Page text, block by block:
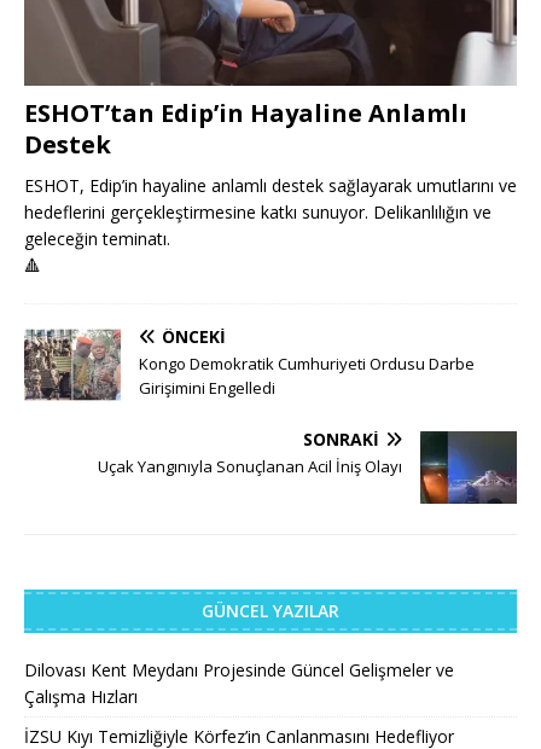
ESHOT’tan Edip’in Hayaline Anlamlı
Destek
ESHOT, Edip’in hayaline anlamlı destek sağlayarak umutlarını ve
hedeflerini gerçekleştirmesine katkı sunuyor. Delikanlılığın ve
geleceğin teminatı.
🔺
ÖNCEKI
Kongo Demokratik Cumhuriyeti Ordusu Darbe
Girişimini Engelledi
SONRAKI
Uçak Yangınıyla Sonuçlanan Acil İniş Olayı
GÜNCEL YAZILAR
Dilovası Kent Meydanı Projesinde Güncel Gelişmeler ve
Çalışma Hızları
İZSU Kıyı Temizliğiyle Körfez’in Canlanmasını Hedefliyor